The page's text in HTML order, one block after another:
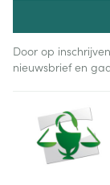
Door op
nieuwsbrief en